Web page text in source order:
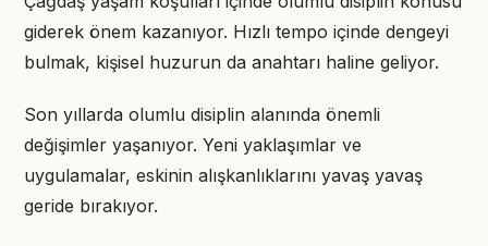
giderek önem kazanıyor. Hızlı tempo içinde dengeyi
bulmak, kişisel huzurun da anahtarı haline geliyor.
Son yıllarda olumlu disiplin alanında önemli
değişimler yaşanıyor. Yeni yaklaşımlar ve
uygulamalar, eskinin alışkanlıklarını yavaş yavaş
geride bırakıyor.